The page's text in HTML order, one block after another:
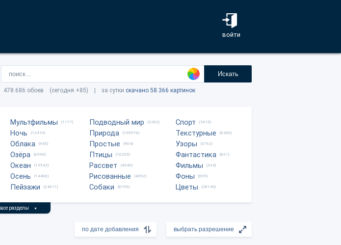
войти
Искать
478.686 обоев (сегодня +85) | за сутки скачано 58.366 картинок
Мультфильмы (1177)
Ночь (12410)
Облака (945)
Озёра (6990)
Океан (13542)
Осень (14466)
Пейзажи (24611)
Подводный мир (2282)
Природа (105976)
Простые (904)
Птицы (10205)
Рассвет (4540)
Рисованные (4052)
Собаки (8759)
Спорт (1815)
Текстурные (6380)
Узоры (3762)
Фантастика (821)
Фильмы (334)
Фоны (609)
Цветы (28149)
все разделы ▼